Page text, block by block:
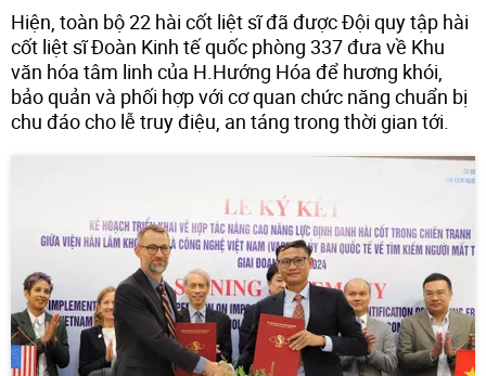
Hiện, toàn bộ 22 hài cốt liệt sĩ đã được Đội quy tập hài
cốt liệt sĩ Đoàn Kinh tế quốc phòng 337 đưa về Khu
văn hóa tâm linh của H.Hướng Hóa để hương khói,
bảo quản và phối hợp với cơ quan chức năng chuẩn bị
chu đáo cho lễ truy điệu, an táng trong thời gian tới.